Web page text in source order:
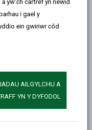
yw'ch cartref yn newid
i gael y
ein gwiriwr côd
AILGYLCHU A
YN Y DYFODOL
meysydd
a
yn y